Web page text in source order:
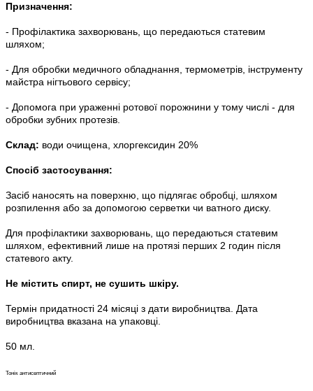
Призначення:
- Профілактика захворювань, що передаються статевим
шляхом;
- Для обробки медичного обладнання, термометрів, інструменту
майстра нігтьового сервісу;
- Допомога при ураженні ротової порожнини у тому числі - для
обробки зубних протезів.
Склад: води очищена, хлоргексидин 20%
Спосіб застосування:
Засіб наносять на поверхню, що підлягає обробці, шляхом
розпилення або за допомогою серветки чи ватного диску.
Для профілактики захворювань, що передаються статевим
шляхом, ефективний лише на протязі перших 2 годин після
статевого акту.
Не містить спирт, не сушить шкіру.
Термін придатності 24 місяці з дати виробництва. Дата
виробництва вказана на упаковці.
50 мл.
Тонік антисептичний